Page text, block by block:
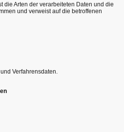
die Arten der verarbeiteten Daten und die
und verweist auf die betroffenen
Verfahrensdaten.